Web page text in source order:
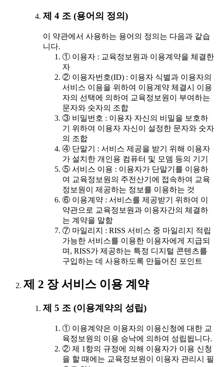
제 4 조 (용어의 정의)
이 약관에서 사용하는 용어의 정의는 다음과 같습
니다.
① 이용자 : 교육정보원과 이용계약을 체결한
자
② 이용자번호(ID) : 이용자 식별과 이용자의
서비스 이용을 위하여 이용계약 체결시 이용
자의 선택에 의하여 교육정보원이 부여하는
문자와 숫자의 조합
③ 비밀번호 : 이용자 자신의 비밀을 보호하
기 위하여 이용자 자신이 설정한 문자와 숫자
의 조합
④ 단말기 : 서비스 제공을 받기 위해 이용자
가 설치한 개인용 컴퓨터 및 모뎀 등의 기기
⑤ 서비스 이용 : 이용자가 단말기를 이용하
여 교육정보원의 주전산기에 접속하여 교육
정보원이 제공하는 정보를 이용하는 것
⑥ 이용계약 : 서비스를 제공받기 위하여 이
약관으로 교육정보원과 이용자간의 체결하
는 계약을 말함
⑦ 마일리지 : RISS 서비스 중 마일리지 적립
가능한 서비스를 이용한 이용자에게 지급되
며, RISS가 제공하는 특정 디지털 콘텐츠를
구입하는 데 사용하도록 만들어진 포인트
제 2 장 서비스 이용 계약
제 5 조 (이용계약의 성립)
① 이용계약은 이용자의 이용신청에 대한 교
육정보원의 이용 승낙에 의하여 성립됩니다.
② 제 1항의 규정에 의해 이용자가 이용 신청
을 할 때에는 교육정보원이 이용자 관리시 필